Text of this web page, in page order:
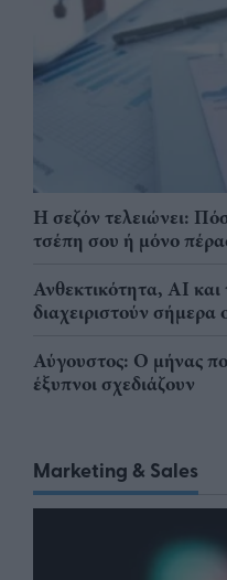
Η σεζόν τελειώνει:
τσέπη σου ή μόνο
Ανθεκτικότητα, AI και
διαχειριστούν σήμερα
Αύγουστος: Ο μήνας
έξυπνοι σχεδιάζουν
Marketing & Sales